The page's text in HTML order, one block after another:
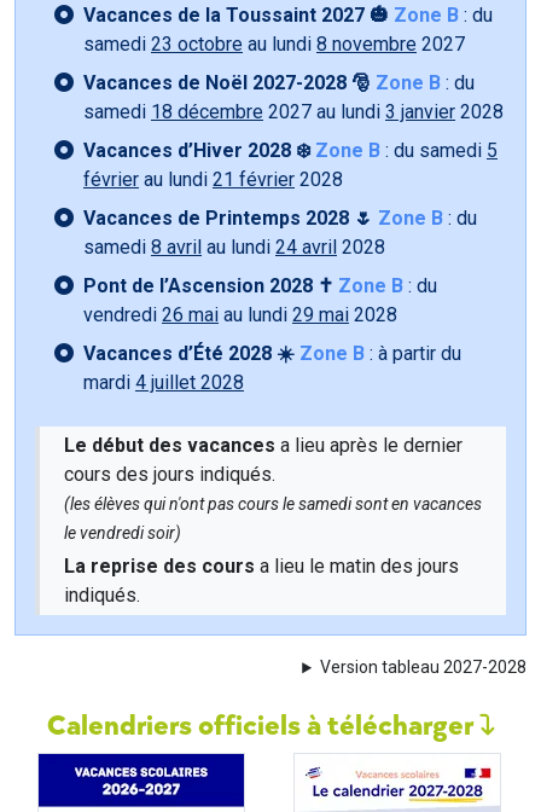
Vacances de la Toussaint 2027 🎃 Zone B : du
samedi 23 octobre au lundi 8 novembre 2027
Vacances de Noël 2027-2028 🎅 Zone B : du
samedi 18 décembre 2027 au lundi 3 janvier 2028
Vacances d’Hiver 2028 ❄️ Zone B : du samedi 5
février au lundi 21 février 2028
Vacances de Printemps 2028 🌷 Zone B : du
samedi 8 avril au lundi 24 avril 2028
Pont de l’Ascension 2028 ✝️ Zone B : du
vendredi 26 mai au lundi 29 mai 2028
Vacances d’Été 2028 ☀️ Zone B : à partir du
mardi 4 juillet 2028
Le début des vacances a lieu après le dernier
cours des jours indiqués.
(les élèves qui n'ont pas cours le samedi sont en vacances
le vendredi soir)
La reprise des cours a lieu le matin des jours
indiqués.
Version tableau 2027-2028
Calendriers officiels à télécharger